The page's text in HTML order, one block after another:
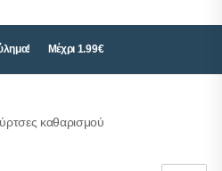
Μέχρι 1.99€
καθαρισμού